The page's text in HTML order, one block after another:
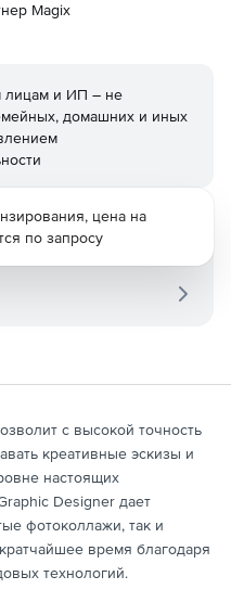
Magix
лицам и ИП – не
домашних и иных
цена на
по запросу
с высокой точность
креативные эскизы и
настоящих
Designer дает
фотоколлажи, так и
время благодаря
технологий.